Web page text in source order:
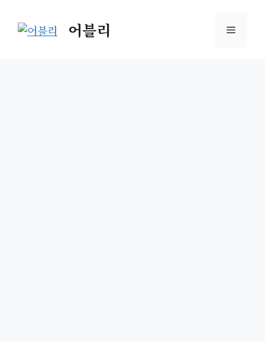
content
어블리 Menu